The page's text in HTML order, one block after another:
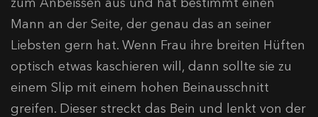
Mann an der Seite, der genau das an seiner
Liebsten gern hat. Wenn Frau ihre breiten Hüften
optisch etwas kaschieren will, dann sollte sie zu
einem Slip mit einem hohen Beinausschnitt
greifen. Dieser streckt das Bein und lenkt von der